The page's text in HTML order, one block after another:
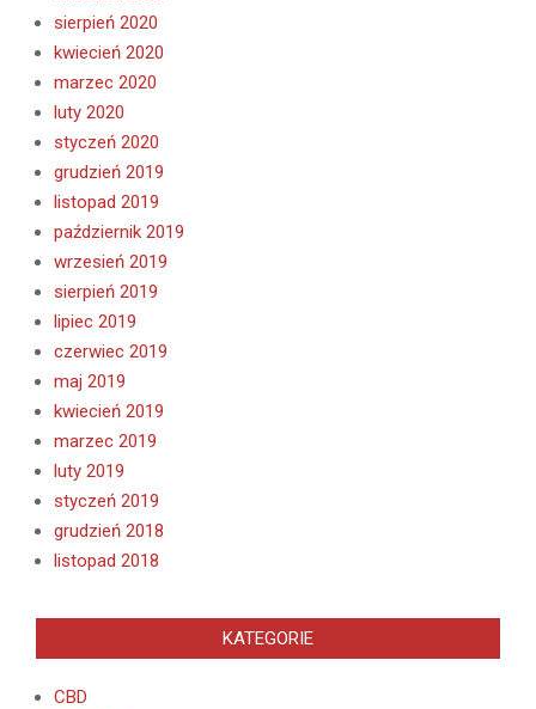
sierpień 2020
kwiecień 2020
marzec 2020
luty 2020
styczeń 2020
grudzień 2019
listopad 2019
październik 2019
wrzesień 2019
sierpień 2019
lipiec 2019
czerwiec 2019
maj 2019
kwiecień 2019
marzec 2019
luty 2019
styczeń 2019
grudzień 2018
listopad 2018
KATEGORIE
CBD